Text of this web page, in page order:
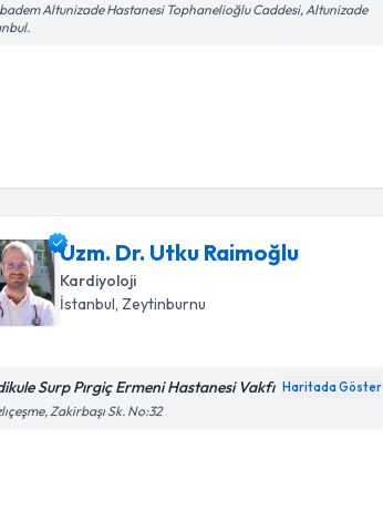
Altunizade Hastanesi Tophanelioğlu Caddesi, Altunizade
Uzm. Dr. Utku Raimoğlu
Kardiyoloji
İstanbul , Zeytinburnu
Surp Pırgiç Ermeni Hastanesi Vakfı Haritada Göster
Zakirbaşı Sk. No:32